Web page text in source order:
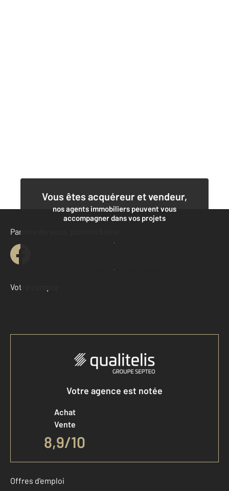
Vous êtes acquéreur et vendeur,
nos agents immobiliers peuvent vous
accompagner dans vos projets
Contacter l'agence
Demander une estimation
Parlons de vous, parlons biens
Votre compte :
Accéder à mon compte
Votre agence est notée
Achat
Vente
8,9/10
Offres d'emploi